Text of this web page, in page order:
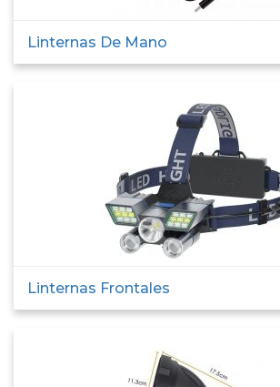
Linternas De Mano
Linternas Frontales